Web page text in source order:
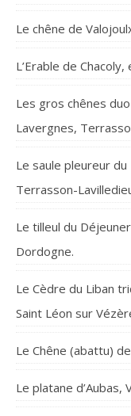
Le chêne de
L’Erable de
Les gros chênes
Lavergnes,
Le saule pleureur
Terrasson-
Le tilleul du
Dordogne.
Le Cèdre du Liban
Saint Léon sur
Le Chêne (abattu)
Le platane d’Aubas,